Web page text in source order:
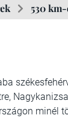
530
minél